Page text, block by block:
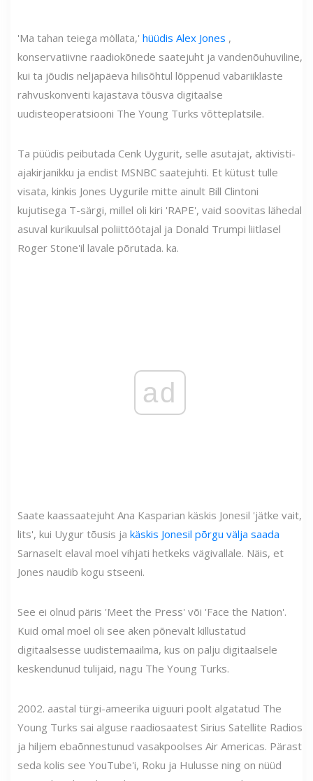
'Ma tahan teiega möllata,' hüüdis Alex Jones ,
konservatiivne raadiokõnede saatejuht ja vandenõuhuviline,
kui ta jõudis neljapäeva hilisõhtul lõppenud vabariiklaste
rahvuskonventi kajastava tõusva digitaalse
uudisteoperatsiooni The Young Turks võtteplatsile.
Ta püüdis peibutada Cenk Uygurit, selle asutajat, aktivisti-
ajakirjanikku ja endist MSNBC saatejuhti. Et kütust tulle
visata, kinkis Jones Uygurile mitte ainult Bill Clintoni
kujutisega T-särgi, millel oli kiri 'RAPE', vaid soovitas lähedal
asuval kurikuulsal poliittöötajal ja Donald Trumpi liitlasel
Roger Stone'il lavale põrutada. ka.
ad
Saate kaassaatejuht Ana Kasparian käskis Jonesil 'jätke vait,
lits', kui Uygur tõusis ja käskis Jonesil põrgu välja saada
Sarnaselt elaval moel vihjati hetkeks vägivallale. Näis, et
Jones naudib kogu stseeni.
See ei olnud päris 'Meet the Press' või 'Face the Nation'.
Kuid omal moel oli see aken põnevalt killustatud
digitaalsesse uudistemaailma, kus on palju digitaalsele
keskendunud tulijaid, nagu The Young Turks.
2002. aastal türgi-ameerika uiguuri poolt algatatud The
Young Turks sai alguse raadiosaatest Sirius Satellite Radios
ja hiljem ebaõnnestunud vasakpoolses Air Americas. Pärast
seda kolis see YouTube'i, Roku ja Hulusse ning on nüüd